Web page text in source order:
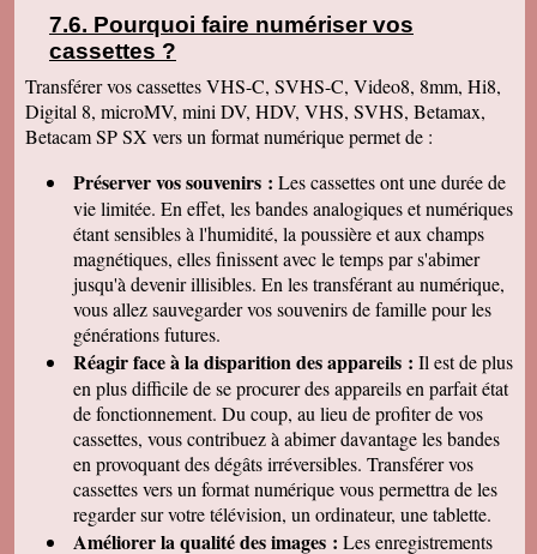
Pourquoi faire numériser vos
cassettes ?
Transférer vos cassettes VHS-C, SVHS-C, Video8, 8mm, Hi8,
Digital 8, microMV, mini DV, HDV, VHS, SVHS, Betamax,
Betacam SP SX vers un format numérique permet de :
Préserver vos souvenirs : Les cassettes ont une durée de
vie limitée. En effet, les bandes analogiques et numériques
étant sensibles à l'humidité, la poussière et aux champs
magnétiques, elles finissent avec le temps par s'abimer
jusqu'à devenir illisibles. En lestransférant au numérique,
vous allez sauvegarder vos souvenirs de famille pour les
générations futures.
Réagir face à la disparition des appareils : Il est de plus
en plus difficile de se procurer des appareils en parfait état
de fonctionnement. Du coup, au lieu de profiter de vos
cassettes, vous contribuez à abimer davantage les bandes
en provoquant des dégâts irréversibles. Transférer vos
cassettes vers un format numérique vous permettra de les
regarder sur votre télévision, un ordinateur, une tablette.
Améliorer la qualité des images : Les enregistrements